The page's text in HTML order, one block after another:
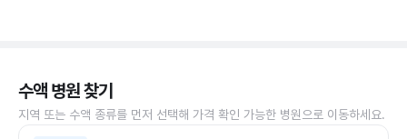
수액 병원 찾기
지역 또는 수액 종류를 먼저 선택해 가격 확인 가능한 병원으로 이동하세요.